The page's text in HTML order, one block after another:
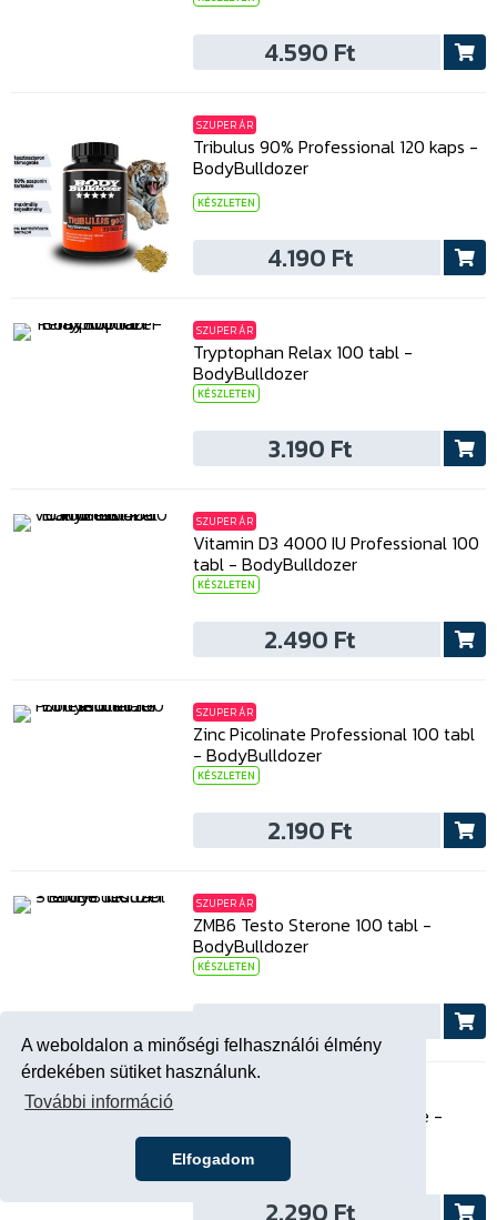
A weboldalon a minőségi felhasználói élmény
érdekében sütiket használunk.
További információ
Elfogadom
4.590 Ft
SZUPER ÁR
Tribulus 90% Professional 120 kaps -
BodyBulldozer
KÉSZLETEN
4.190 Ft
SZUPER ÁR
Tryptophan Relax 100 tabl -
BodyBulldozer
KÉSZLETEN
3.190 Ft
SZUPER ÁR
Vitamin D3 4000 IU Professional 100
tabl - BodyBulldozer
KÉSZLETEN
2.490 Ft
SZUPER ÁR
Zinc Picolinate Professional 100 tabl
- BodyBulldozer
KÉSZLETEN
2.190 Ft
SZUPER ÁR
ZMB6 Testo Sterone 100 tabl -
BodyBulldozer
KÉSZLETEN
Atléta trikó BATTALION szürke -
BodyBulldozer
KÉSZLETEN